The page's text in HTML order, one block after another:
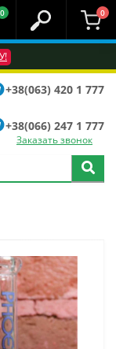
0 0
+38(063) 420 1 777
+38(066) 247 1 777
Заказать звонок